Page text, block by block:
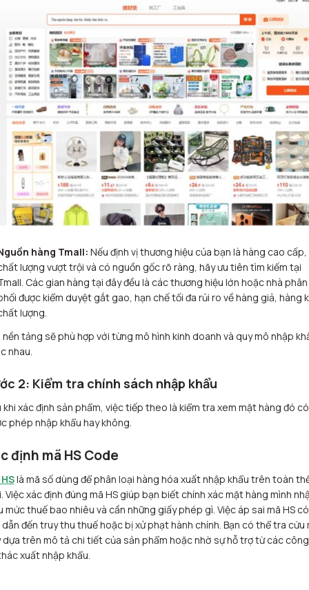
hàng Tmall: Nếu định vị thương hiệu của bạn là hàng cao cấp,
lượng vượt trội và có nguồn gốc rõ ràng, hãy ưu tiên tìm kiếm tại
Các gian hàng tại đây đều là các thương hiệu lớn hoặc nhà phân
được kiểm duyệt gắt gao, hạn chế tối đa rủi ro về hàng giả, hàng
lượng.
nền tảng sẽ phù hợp với từng mô hình kinh doanh và quy mô nhập
nhau.
2: Kiểm tra chính sách nhập khẩu
khi xác định sản phẩm, việc tiếp theo là kiểm tra xem mặt hàng đó có
phép nhập khẩu hay không.
định mã HS Code
là mã số dùng để phân loại hàng hóa xuất nhập khẩu trên toàn
Việc xác định đúng mã HS giúp bạn biết chính xác mặt hàng mình
mức thuế bao nhiêu và cần những giấy phép gì. Việc áp sai mã HS có
đến truy thu thuế hoặc bị xử phạt hành chính. Bạn có thể tra cứu
dựa trên mô tả chi tiết của sản phẩm hoặc nhờ sự hỗ trợ từ các
xuất nhập khẩu.